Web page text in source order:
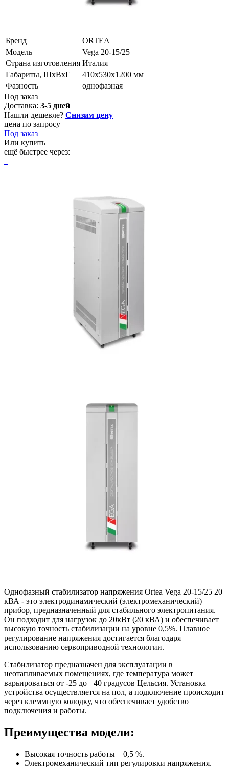
Бренд
ORTEA
Модель
Vega 20-15/25
Страна изготовления Италия
Габариты, ШхВхГ
410х530х1200 мм
Фазность
однофазная
Под заказ
Доставка: 3-5 дней
Нашли дешевле? Снизим цену
цена по запросу
Под заказ
Или купить
ещё быстрее через:
Однофазный стабилизатор напряжения Ortea Vega 20-15/25 20
кВА - это электродинамический (электромеханический)
прибор, предназначенный для стабильного электропитания.
Он подходит для нагрузок до 20кВт (20 кВА) и обеспечивает
высокую точность стабилизации на уровне 0,5%. Плавное
регулирование напряжения достигается благодаря
использованию сервоприводной технологии.
Стабилизатор предназначен для эксплуатации в
неотапливаемых помещениях, где температура может
варьироваться от -25 до +40 градусов Цельсия. Установка
устройства осуществляется на пол, а подключение происходит
через клеммную колодку, что обеспечивает удобство
подключения и работы.
Преимущества модели:
Высокая точность работы – 0,5 %.
Электромеханический тип регулировки напряжения.